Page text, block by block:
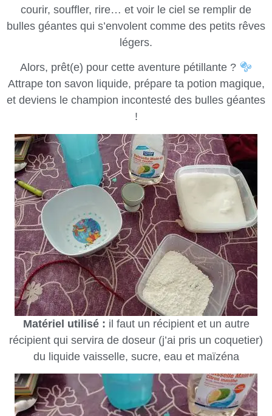
courir, souffler, rire… et voir le ciel se remplir de
bulles géantes qui s’envolent comme des petits rêves
légers.
Alors, prêt(e) pour cette aventure pétillante ?
Attrape ton savon liquide, prépare ta potion magique,
et deviens le champion incontesté des bulles géantes
!
Matériel utilisé : il faut un récipient et un autre
récipient qui servira de doseur (j’ai pris un coquetier)
du liquide vaisselle, sucre, eau et maïzéna